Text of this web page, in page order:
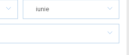
iunie